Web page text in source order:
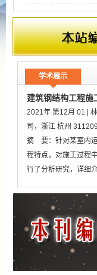
学术展示
建筑钢结构工程施
2021年 第12月 01 |
司，浙江 杭州 311209
摘 要：针对某室内
程特点，对施工过程
行了分析研究，详细
线形精度，为类似钢
【分 类】
【工业
工种 > 安装工程 > 房
【关键词】 钢拱 安装
建筑工程管理中的